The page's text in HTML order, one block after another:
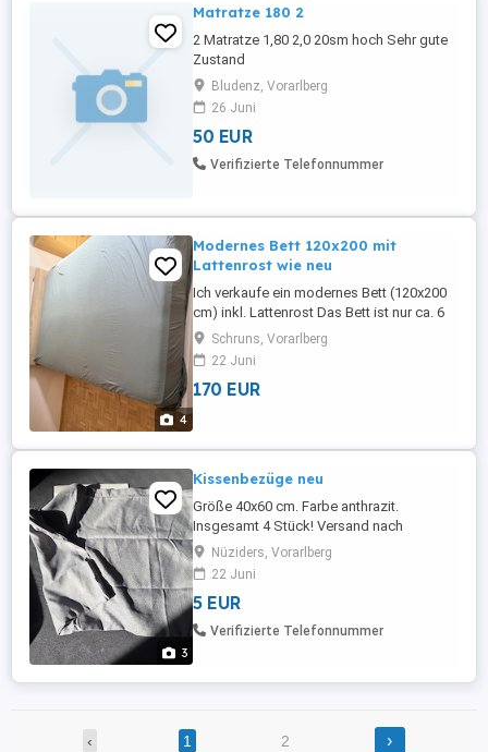
Matratze 180 2
2 Matratze 1,80 2,0 20sm hoch Sehr gute
Zustand
Bludenz, Vorarlberg
26 Juni
50 EUR
Verifizierte Telefonnummer
4
Modernes Bett 120x200 mit
Lattenrost wie neu
Ich verkaufe ein modernes Bett (120x200
cm) inkl. Lattenrost Das Bett ist nur ca. 6
Monate alt und in sehr gutem Zustand wie
neu. Stabiler Holzrahmen Komfortabler
Lattenrost Sofort verfügbar Perfekt für
Einzelpersonen oder Gästezimmer. Nur
Schruns, Vorarlberg
22 Juni
170 EUR
3
Kissenbezüge neu
Größe 40x60 cm. Farbe anthrazit.
Insgesamt 4 Stück! Versand nach
Absprache möglich!
Nüziders, Vorarlberg
22 Juni
5 EUR
Verifizierte Telefonnummer
‹ 1 2 ›